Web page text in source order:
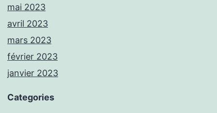
mai 2023
avril 2023
mars 2023
février 2023
janvier 2023
Categories